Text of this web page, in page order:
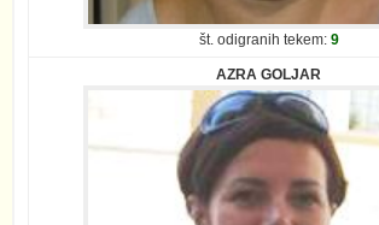
št. odigranih tekem: 9
AZRA GOLJAR